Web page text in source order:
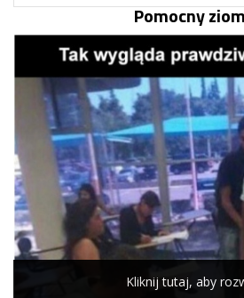
Pomocny
Kliknij tutaj, aby